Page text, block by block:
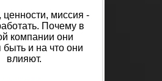
ценности, миссия -
Почему в
компании они
и на что они
влияют.